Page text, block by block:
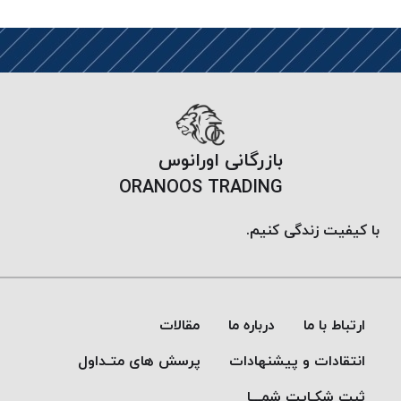
نخ
دستبندی
DOVE
نسوز
Meta-
&
بازرگانی اورانوس
ORANOOS TRADING
با کیفیت زندگی کنیم.
ارتباط با ما درباره ما
مقالات
انتقادات و پیشنهادات
پرسش های متـداول